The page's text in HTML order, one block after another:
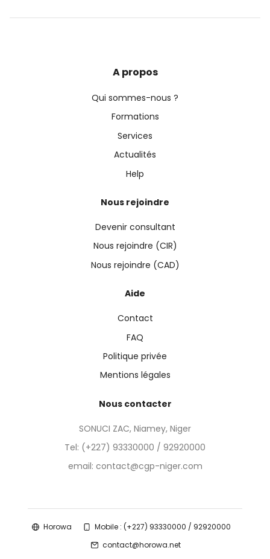
A propos
Qui sommes-nous ?
Formations
Services
Actualités
Help
Nous rejoindre
Devenir consultant
Nous rejoindre (CIR)
Nous rejoindre (CAD)
Aide
Contact
FAQ
Politique privée
Mentions légales
Nous contacter
SONUCI ZAC, Niamey, Niger
Tel: (+227) 93330000 / 92920000
email: contact@cgp-niger.com
Horowa
Mobile : (+227) 93330000 / 92920000
contact@horowa.net